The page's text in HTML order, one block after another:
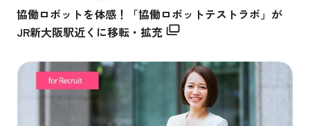
協働ロボットを体感！「協働ロボットテストラボ」が
JR新大阪駅近くに移転・拡充